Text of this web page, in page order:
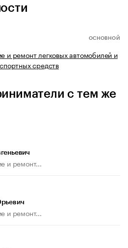
ОСНОВНОЙ
и ремонт легковых автомобилей и
средств
с тем же
и ремонт...
и ремонт...